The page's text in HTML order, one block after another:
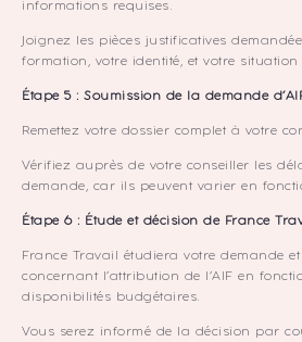
informations requises.
Joignez les pièces justificatives
formation, votre identité, et votre situation
Étape 5 : Soumission de la demande
Remettez votre dossier complet à votre
Vérifiez auprès de votre conseiller les
demande, car ils peuvent varier en
Étape 6 : Étude et décision de France
France Travail étudiera votre demande
concernant l’attribution de l’AIF en
disponibilités budgétaires.
Vous serez informé de la décision par